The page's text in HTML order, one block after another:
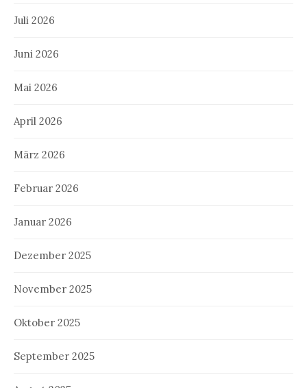
Juli 2026
Juni 2026
Mai 2026
April 2026
März 2026
Februar 2026
Januar 2026
Dezember 2025
November 2025
Oktober 2025
September 2025